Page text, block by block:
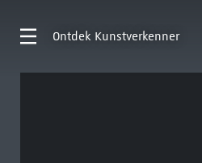
Ontdek Kunstverkenner